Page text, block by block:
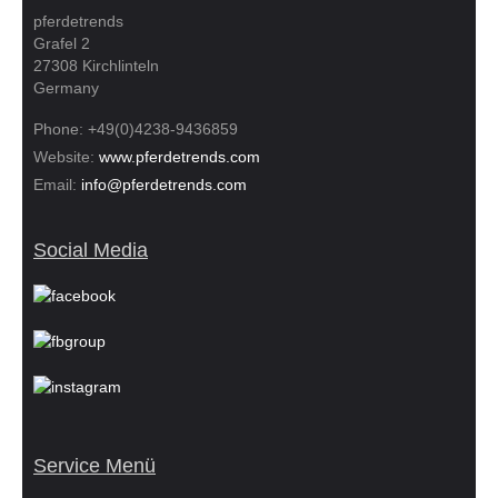
pferdetrends
Grafel 2
27308 Kirchlinteln
Germany
Phone: +49(0)4238-9436859
Website: www.pferdetrends.com
Email: info@pferdetrends.com
Social Media
Service Menü